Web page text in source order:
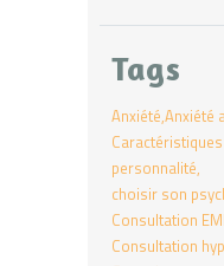
Tags
Anxiété Anxiété
personnalité
choisir son
Consultation
Consultation